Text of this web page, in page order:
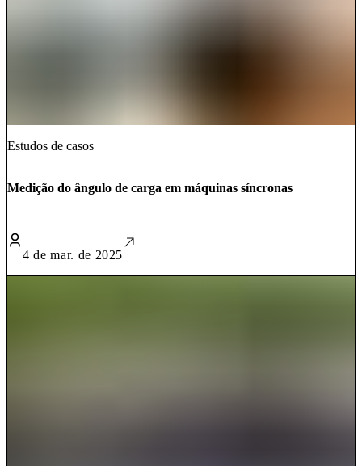
Estudos de casos
Medição do ângulo de carga em máquinas síncronas
4 de mar. de 2025